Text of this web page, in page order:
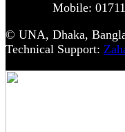
Mobile:
© UNA, Dhaka,
Technical Support: